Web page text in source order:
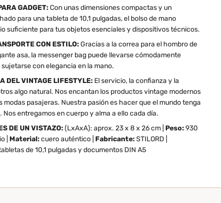
GADGET:Con unas dimensiones compactas y un
para una tableta de 10,1 pulgadas, el bolso de mano
suficiente para tus objetos esenciales y dispositivos técnicos.
CON ESTILO:Gracias a la correa para el hombro de
asa, la messenger bag puede llevarse cómodamente
con elegancia en la mano.
DEL VINTAGE LIFESTYLE:El servicio, la confianza y la
algo natural. Nos encantan los productos vintage modernos
modas pasajeras. Nuestra pasión es hacer que el mundo tenga
Nos entregamos en cuerpo y alma a ello cada día.
DE UN VISTAZO:(LxAxA): aprox. 23 x 8 x 26 cm | Peso:930
| Material:cuero auténtico | Fabricante:STILORD |
de 10,1 pulgadas y documentos DIN A5